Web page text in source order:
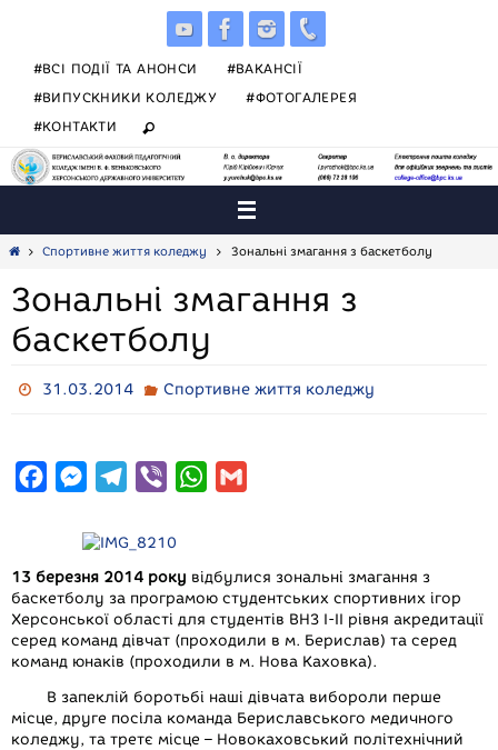
#ВСІ ПОДІЇ ТА АНОНСИ
#ВАКАНСІЇ
#ВИПУСКНИКИ КОЛЕДЖУ
#ФОТОГАЛЕРЕЯ
#КОНТАКТИ
HomeСпортивне життя коледжу Зональні змагання з баскетболу
Зональні змагання з
баскетболу
31.03.2014 Спортивне життя коледжу
e
b
o
o
k
M
s
s
e
n
g
e
r
l
e
g
r
a
m
b
e
r
W
t
s
A
p
p
i
l
13 березня 2014 року відбулися зональні змагання з
баскетболу за програмою студентських спортивних ігор
Херсонської області для студентів ВНЗ І-ІІ рівня акредитації
серед команд дівчат (проходили в м. Берислав) та серед
команд юнаків (проходили в м. Нова Каховка).
В запеклій боротьбі наші дівчата вибороли перше
місце, друге посіла команда Бериславського медичного
коледжу, та третє місце – Новокаховський політехнічний